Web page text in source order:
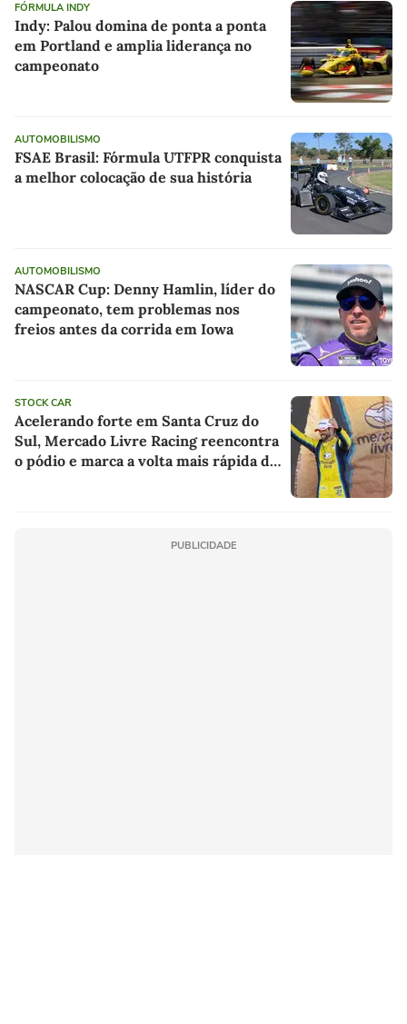
FÓRMULA INDY
Indy: Palou domina de ponta a ponta
em Portland e amplia liderança no
campeonato
AUTOMOBILISMO
FSAE Brasil: Fórmula UTFPR conquista
a melhor colocação de sua história
AUTOMOBILISMO
NASCAR Cup: Denny Hamlin, líder do
campeonato, tem problemas nos
freios antes da corrida em Iowa
STOCK CAR
Acelerando forte em Santa Cruz do
Sul, Mercado Livre Racing reencontra
o pódio e marca a volta mais rápida da
PUBLICIDADE